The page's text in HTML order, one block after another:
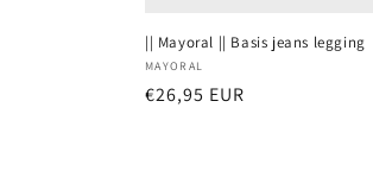
|| Mayoral || Basis jeans legging
Verkoper:
MAYORAL
Normale
€26,95 EUR